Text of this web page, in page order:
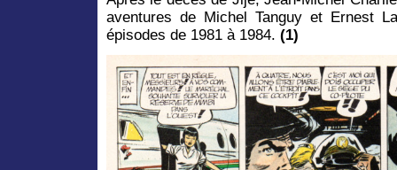
aventures de Michel Tanguy et Ernest
épisodes de 1981 à 1984. (1)